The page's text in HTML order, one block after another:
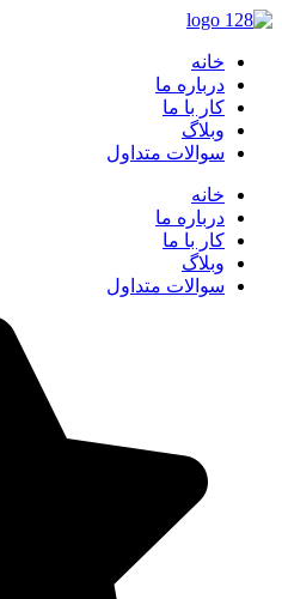
خانه
درباره ما
کار با ما
وبلاگ
سوالات متداول
خانه
درباره ما
کار با ما
وبلاگ
سوالات متداول